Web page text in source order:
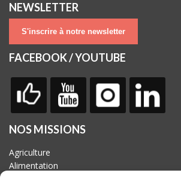
NEWSLETTER
S'inscrire à notre newsletter
FACEBOOK / YOUTUBE
NOS MISSIONS
Agriculture
Alimentation